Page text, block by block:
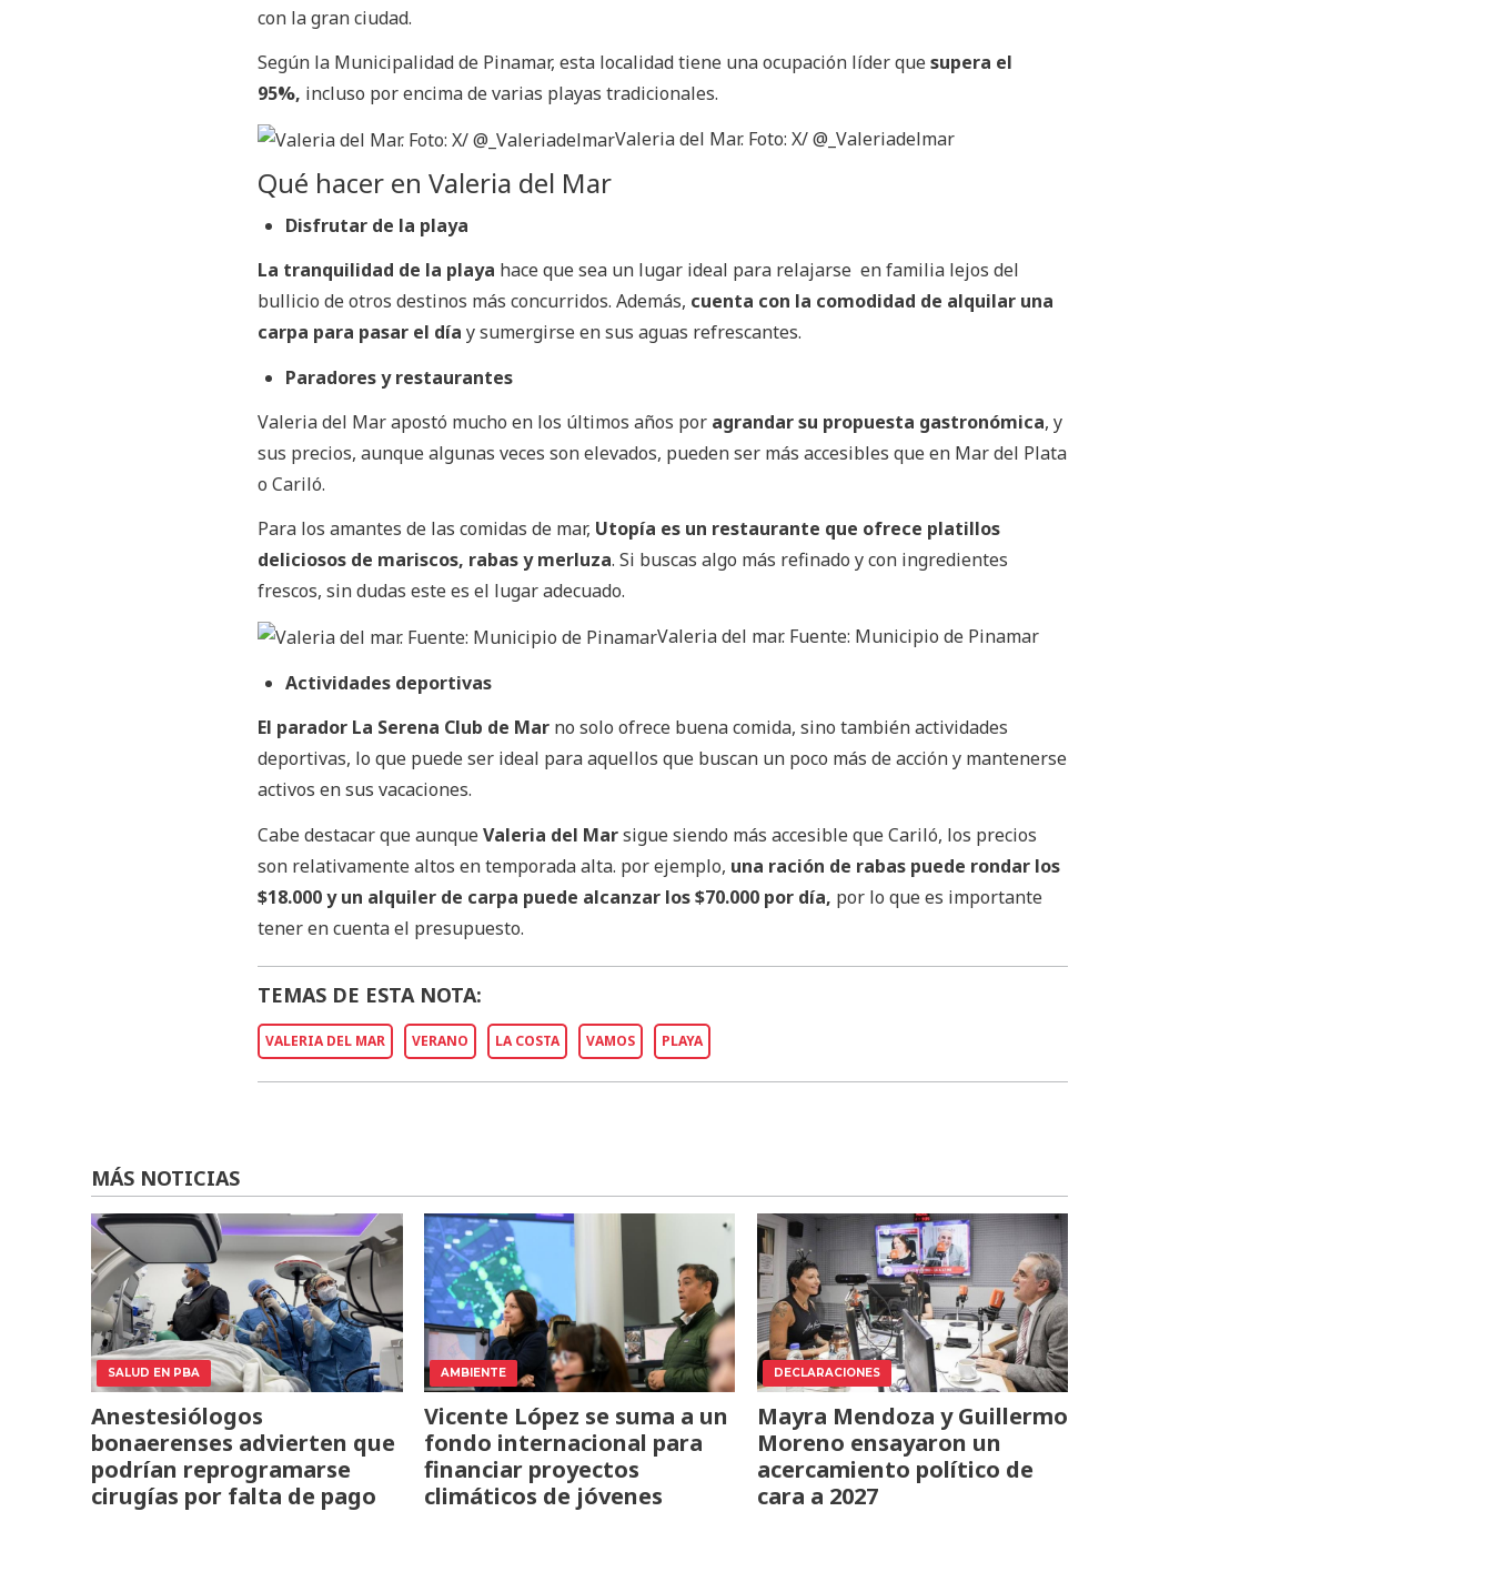
con la gran ciudad.
Según la Municipalidad de Pinamar, esta localidad tiene una ocupación líder quesupera el
95%, incluso por encima de varias playas tradicionales.
Valeria del Mar. Foto: X/ @_Valeriadelmar
Qué hacer en Valeria del Mar
Disfrutar de la playa
La tranquilidad de la playa hace que sea un lugar ideal para relajarse en familia lejos del
bullicio de otros destinos más concurridos. Además, cuenta con la comodidad de alquilar una
carpa para pasar el día y sumergirse en sus aguas refrescantes.
Paradores y restaurantes
Valeria del Marapostó mucho en los últimos años por agrandar su propuesta gastronómica, y
sus precios, aunque algunas veces son elevados, pueden ser más accesibles que en Mar del Plata
o Cariló.
Para los amantes de las comidas de mar, Utopía es un restaurante que ofrece platillos
deliciosos de mariscos, rabas y merluza. Si buscas algo más refinado y con ingredientes
frescos, sin dudas este es el lugar adecuado.
Valeria del mar. Fuente: Municipio de Pinamar
Actividades deportivas
El parador La Serena Club de Mar no solo ofrece buena comida, sino también actividades
deportivas, lo que puede ser ideal para aquellos que buscan un poco más de acción y mantenerse
activos en sus vacaciones.
Cabe destacar que aunqueValeria del Marsigue siendo más accesible que Cariló, los precios
son relativamente altos en temporada alta. por ejemplo, una ración de rabas puede rondar los
$18.000 y un alquiler de carpa puede alcanzar los $70.000 por día, por lo que es importante
tener en cuenta el presupuesto.
TEMAS DE ESTA NOTA:
VALERIA DEL MAR VERANO LA COSTA VAMOS PLAYA
MÁS NOTICIAS
SALUD EN PBA
Anestesiólogos
bonaerenses advierten que
podrían reprogramarse
cirugías por falta de pago
AMBIENTE
Vicente López se suma a un
fondo internacional para
financiar proyectos
climáticos de jóvenes
DECLARACIONES
Mayra Mendoza y Guillermo
Moreno ensayaron un
acercamiento político de
cara a 2027